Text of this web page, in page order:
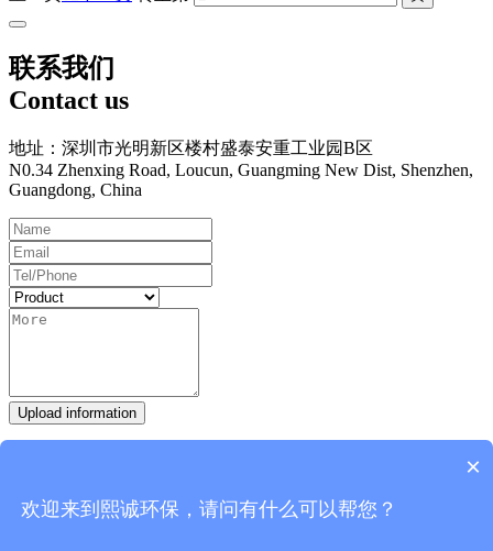
联系我们
Contact us
地址：深圳市光明新区楼村盛泰安重工业园B区
N0.34 Zhenxing Road, Loucun, Guangming New Dist, Shenzhen,
Guangdong, China
Upload information
×
欢迎来到熙诚环保，请问有什么可以帮您？